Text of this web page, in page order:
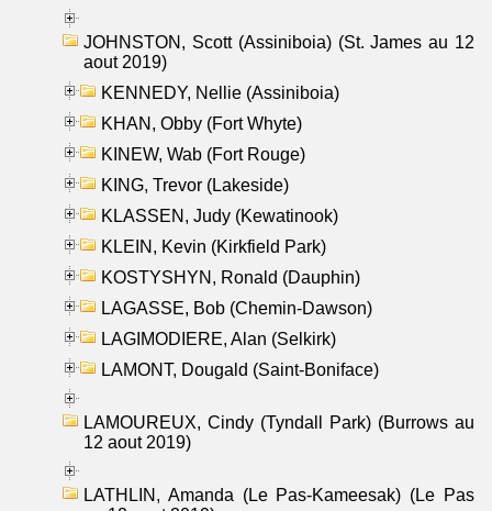
JOHNSTON, Scott (Assiniboia) (St. James au 12
aout 2019)
KENNEDY, Nellie (Assiniboia)
KHAN, Obby (Fort Whyte)
KINEW, Wab (Fort Rouge)
KING, Trevor (Lakeside)
KLASSEN, Judy (Kewatinook)
KLEIN, Kevin (Kirkfield Park)
KOSTYSHYN, Ronald (Dauphin)
LAGASSE, Bob (Chemin-Dawson)
LAGIMODIERE, Alan (Selkirk)
LAMONT, Dougald (Saint-Boniface)
LAMOUREUX, Cindy (Tyndall Park) (Burrows au
12 aout 2019)
LATHLIN, Amanda (Le Pas-Kameesak) (Le Pas